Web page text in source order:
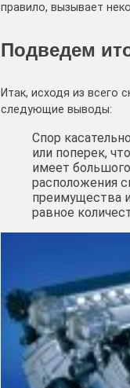
правило, вызывает
Подведем
Итак, исходя из всего
следующие выводы:
Спор
или поперек,
имеет
расположения
преимущества
равное